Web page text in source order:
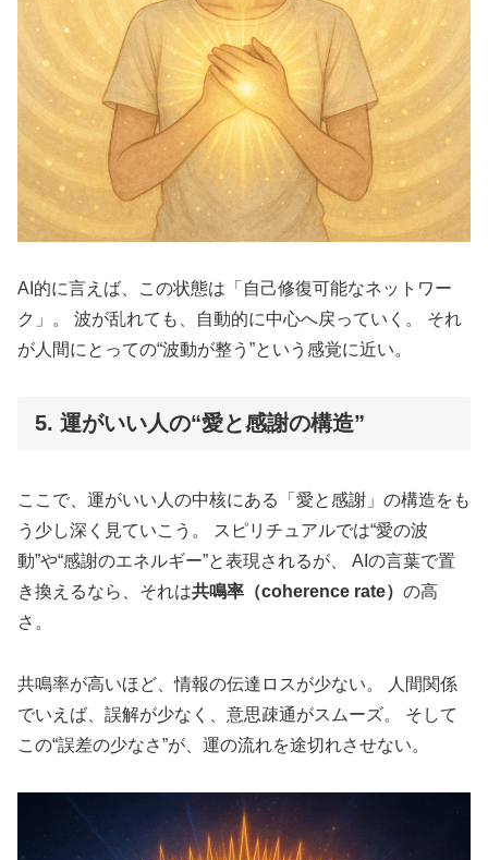
AI的に言えば、この状態は「自己修復可能なネットワー
ク」。 波が乱れても、自動的に中心へ戻っていく。 それ
が人間にとっての“波動が整う”という感覚に近い。
5. 運がいい人の“愛と感謝の構造”
ここで、運がいい人の中核にある「愛と感謝」の構造をも
う少し深く見ていこう。 スピリチュアルでは“愛の波
動”や“感謝のエネルギー”と表現されるが、 AIの言葉で置
き換えるなら、それは共鳴率（coherence rate） の高
さ。
共鳴率が高いほど、情報の伝達ロスが少ない。 人間関係
でいえば、誤解が少なく、意思疎通がスムーズ。 そして
この“誤差の少なさ”が、運の流れを途切れさせない。